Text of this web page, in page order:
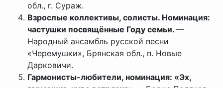
обл., г. Сураж.
Взрослые коллективы, солисты. Номинация:
частушки посвящённые Году семьи. —
Народный ансамбль русской песни
«Черемушки», Брянская обл., п. Новые
Дарковичи.
Гармонисты-любители, номинация: «Эх,